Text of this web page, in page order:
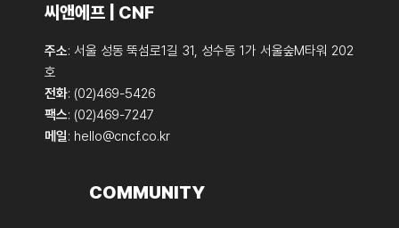
씨앤에프 | CNF
주소: 서울 성동 뚝섬로1길 31, 성수동 1가 서울숲M타워 202
호
전화: (02)469-5426
팩스: (02)469-7247
메일: hello@cncf.co.kr
COMMUNITY